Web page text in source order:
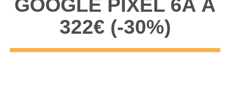
GOOGLE PIXEL 6A À
322€ (-30%)